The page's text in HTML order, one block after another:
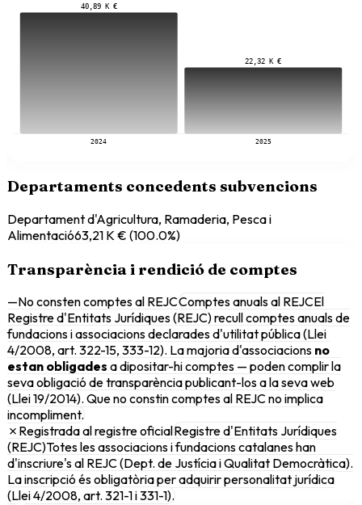
40,89 K €
2024
22,32 K €
2025
Departaments concedents subvencions
Departament d'Agricultura, Ramaderia, Pesca i
Alimentació63,21 K € (100.0%)
Transparència i rendició de comptes
—No consten comptes al REJCComptes anuals al REJCEl
Registre d'Entitats Jurídiques (REJC) recull comptes anuals de
fundacions i associacions declarades d'utilitat pública (Llei
4/2008, art. 322-15, 333-12). La majoria d'associacions no
estan obligades a dipositar-hi comptes — poden complir la
seva obligació de transparència publicant-los a la seva web
(Llei 19/2014). Que no constin comptes al REJC no implica
incompliment.
✗ Registrada al registre oficialRegistre d'Entitats Jurídiques
(REJC)Totes les associacions i fundacions catalanes han
d'inscriure's al REJC (Dept. de Justícia i Qualitat Democràtica).
La inscripció és obligatòria per adquirir personalitat jurídica
(Llei 4/2008, art. 321-1 i 331-1).